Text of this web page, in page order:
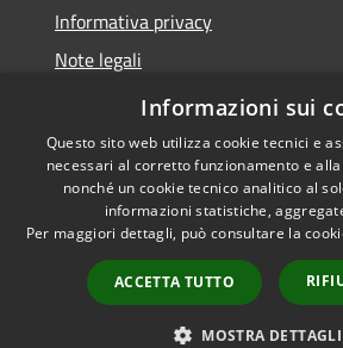
Informativa privacy
Note legali
Dichiarazione di accessibilità
Accessibilità
Informazioni sui
Questo sito web utilizza cookie tecnici e
necessari al corretto funzionamento e
nonché un cookie tecnico analitico al
informazioni statistiche,
Per maggiori dettagli, può consultare la
ACCETTA TUTTO
MOSTRA DETTAGLI